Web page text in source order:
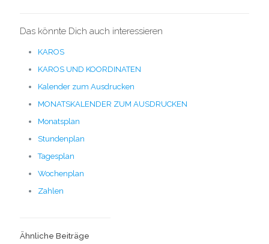
Das könnte Dich auch interessieren
KAROS
KAROS UND KOORDINATEN
Kalender zum Ausdrucken
MONATSKALENDER ZUM AUSDRUCKEN
Monatsplan
Stundenplan
Tagesplan
Wochenplan
Zahlen
Ähnliche Beiträge